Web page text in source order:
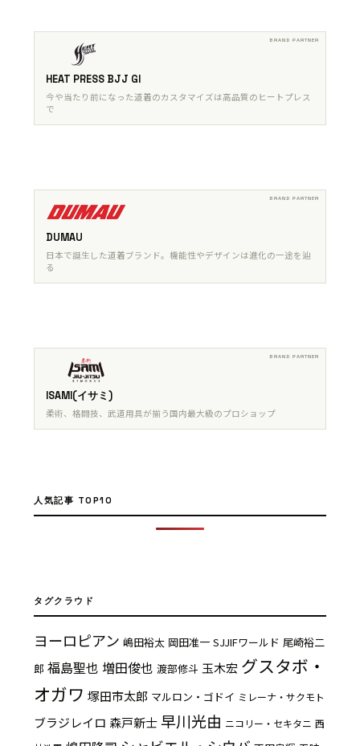
HEAT PRESS BJJ GI
今や当たり前になった道着のカスタマイズは高品質のヒートプレス
で
DUMAU
日本で誕生した道着ブランド。機能性やデザインは進化の一途を辿
る
ISAMI(イサミ)
柔術、格闘技、武道用具が揃う国内最大級のプロショップ
人気記事 TOP10
タグクラウド
ヨーロピアン 嶋田裕太 岡田准一 SJJIFワールド 尾崎裕二
郎 福島聖也 増田俊也 渡部修斗 玉木宏 グスタボ・
オガワ 塚田市太郎 マルロン・ゴドイ ミレーナ・サクモト
ブラジレイロ 森戸新士早川光由 ニコリー・セキタニ 西